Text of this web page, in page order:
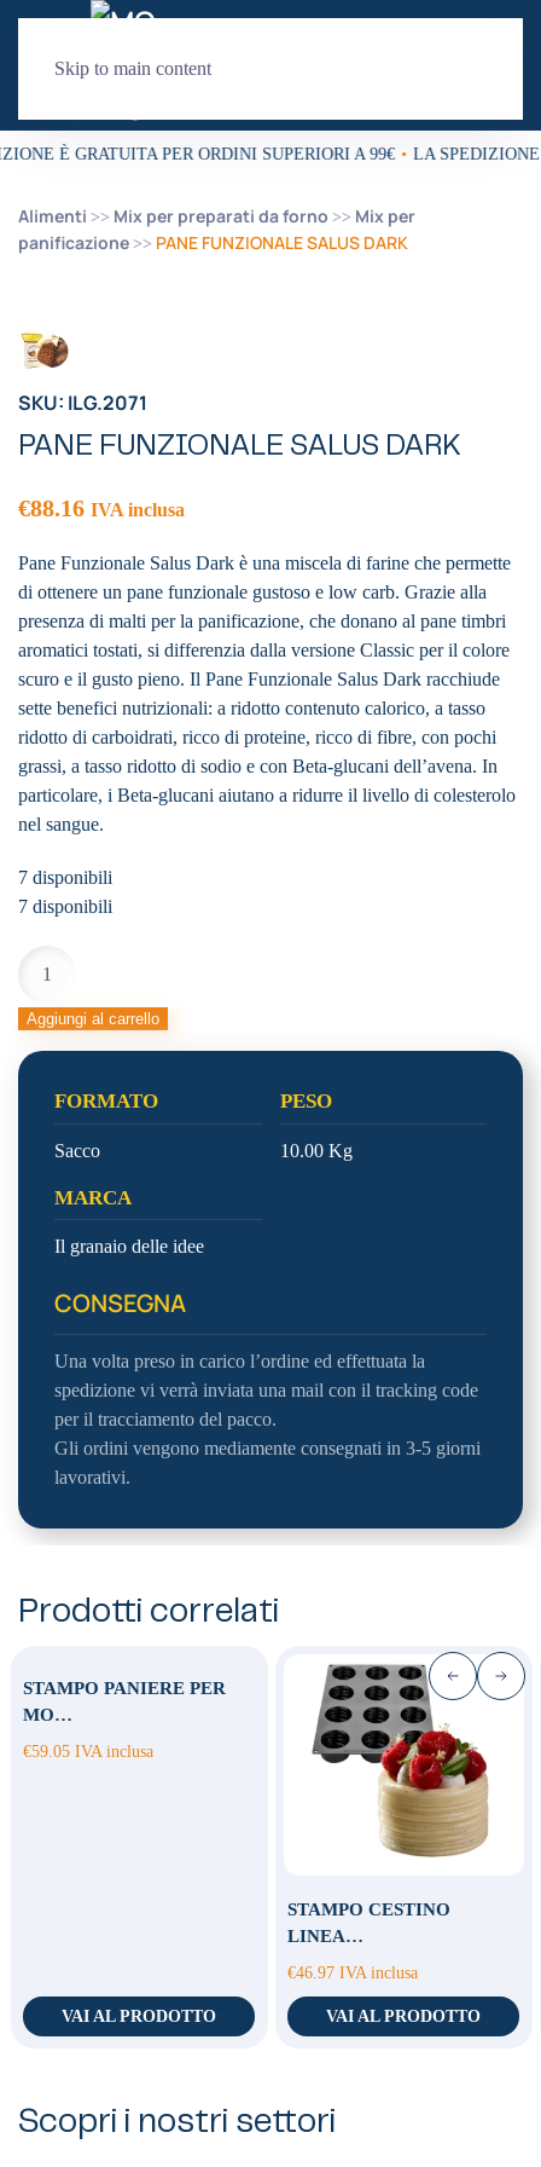
Skip to main content
È GRATUITA PER ORDINI SUPERIORI A 99€ • LA SPEDIZIONE
Alimenti Mix per preparati da forno
Mix per
panificazione
PANE FUNZIONALE SALUS DARK
SKU: ILG.2071
PANE FUNZIONALE SALUS DARK
€88.16 IVA inclusa
Pane Funzionale Salus Dark è una miscela di farine che permette
di ottenere un pane funzionale gustoso e low carb. Grazie alla
presenza di malti per la panificazione, che donano al pane timbri
aromatici tostati, si differenzia dalla versione Classic per il colore
scuro e il gusto pieno. Il Pane Funzionale Salus Dark racchiude
sette benefici nutrizionali: a ridotto contenuto calorico, a tasso
ridotto di carboidrati, ricco di proteine, ricco di fibre, con pochi
grassi, a tasso ridotto di sodio e con Beta-glucani dell’avena. In
particolare, i Beta-glucani aiutano a ridurre il livello di colesterolo
nel sangue.
7 disponibili
7 disponibili
FUNZIONALE
SALUS
quantità
Aggiungi al carrello
FORMATO
Sacco
PESO
10.00 Kg
MARCA
Il granaio delle idee
CONSEGNA
Una volta preso in carico l’ordine ed effettuata la
spedizione vi verrà inviata una mail con il tracking code
per il tracciamento del pacco.
Gli ordini vengono mediamente consegnati in 3-5 giorni
lavorativi.
Prodotti correlati
STAMPO PANIERE PER
MO…
€59.05 IVA inclusa
VAI AL PRODOTTO
STAMPO CESTINO
LINEA…
€46.97 IVA inclusa
VAI AL PRODOTTO
Scopri i nostri settori